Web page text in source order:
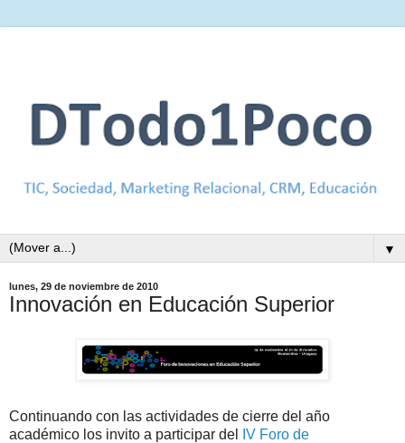
▼
lunes, 29 de noviembre de 2010
Innovación en Educación Superior
Continuando con las actividades de cierre del año
académico los invito a participar del
IV Foro de